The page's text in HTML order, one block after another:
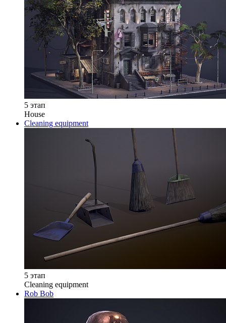
5 этап
House
Cleaning equipment
5 этап
Cleaning equipment
Rob Bob